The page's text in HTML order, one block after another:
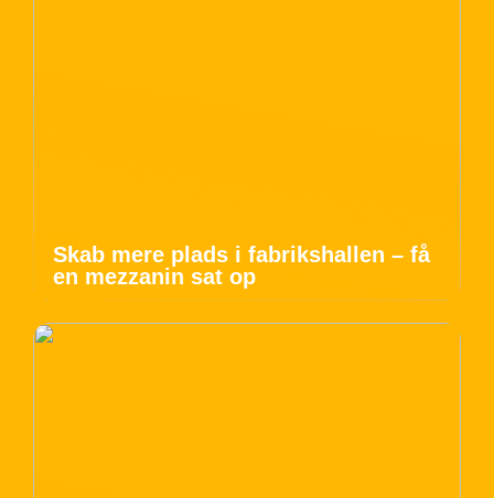
Skab mere plads i fabrikshallen – få
en mezzanin sat op